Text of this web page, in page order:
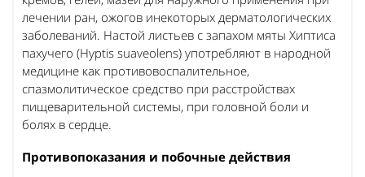
лечении ран, ожогов инекоторых дерматологических
заболеваний. Настой листьев с запахом мяты Хиптиса
пахучего (Hyptis suaveolens) употребляют в народной
медицине как противовоспалительное,
спазмолитическое средство при расстройствах
пищеварительной системы, при головной боли и
болях в сердце.
Противопоказания и побочные действия